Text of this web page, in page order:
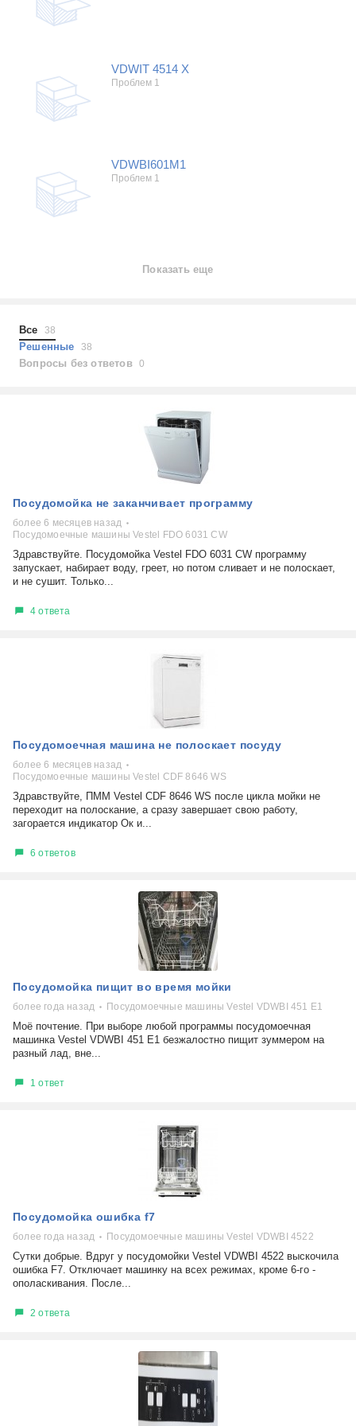
VDWIT 4514 X
Проблем 1
VDWBI601M1
Проблем 1
Показать еще
Все 38
Решенные 38
Вопросы без ответов0
Посудомойка не заканчивает программу
более 6 месяцев назад
Посудомоечные машины Vestel FDO 6031 CW
Здравствуйте. Посудомойка Vestel FDO 6031 CW программу
запускает, набирает воду, греет, но потом сливает и не полоскает,
и не сушит. Только...
4 ответа
Посудомоечная машина не полоскает посуду
более 6 месяцев назад
Посудомоечные машины Vestel CDF 8646 WS
Здравствуйте, ПММ Vestel CDF 8646 WS после цикла мойки не
переходит на полоскание, а сразу завершает свою работу,
загорается индикатор Ок и...
6 ответов
Посудомойка пищит во время мойки
более года назад Посудомоечные машины Vestel VDWBI 451 E1
Моё почтение. При выборе любой программы посудомоечная
машинка Vestel VDWBI 451 E1 безжалостно пищит зуммером на
разный лад, вне...
1 ответ
Посудомойка ошибка f7
более года назад Посудомоечные машины Vestel VDWBI 4522
Сутки добрые. Вдруг у посудомойки Vestel VDWBI 4522 выскочила
ошибка F7. Отключает машинку на всех режимах, кроме 6-го -
ополаскивания. После...
2 ответа